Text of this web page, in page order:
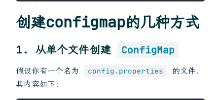
创建configmap的几种方式
1. 从单个文件创建 ConfigMap
假设你有一个名为 config.properties
的文件，
其内容如下：